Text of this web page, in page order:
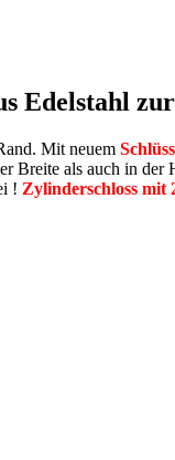
Edelstahl
Mit neuem
Breite als auch in
! Zylinderschloss mit